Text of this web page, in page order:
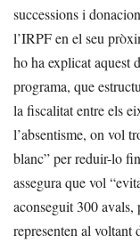
successions i
l’IRPF en el seu
ho ha explicat aquest
programa, que
la fiscalitat entre els
l’absentisme, on vol
blanc” per reduir-lo
assegura que vol
aconseguit 300 avals,
representen al voltant